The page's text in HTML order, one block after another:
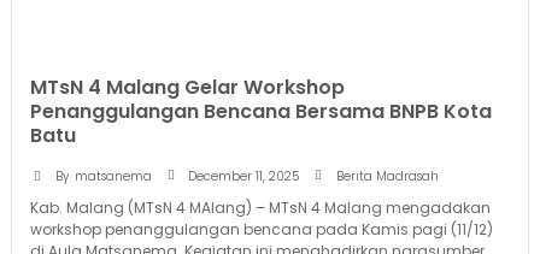
MTsN 4 Malang Gelar Workshop
Penanggulangan Bencana Bersama BNPB Kota
Batu
By matsanema December 11, 2025 Berita Madrasah
Kab. Malang (MTsN 4 MAlang) – MTsN 4 Malang mengadakan
workshop penanggulangan bencana pada Kamis pagi (11/12)